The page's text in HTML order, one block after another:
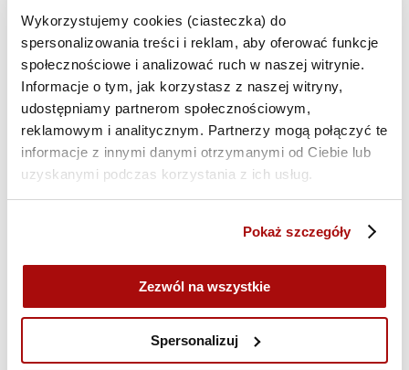
Wykorzystujemy cookies (ciasteczka) do
spersonalizowania treści i reklam, aby oferować funkcje
społecznościowe i analizować ruch w naszej witrynie.
Informacje o tym, jak korzystasz z naszej witryny,
udostępniamy partnerom społecznościowym,
reklamowym i analitycznym. Partnerzy mogą połączyć te
informacje z innymi danymi otrzymanymi od Ciebie lub
uzyskanymi podczas korzystania z ich usług.
Pokaż szczegóły
Zezwól na wszystkie
Spersonalizuj
Kod rabatowy
Uwagi (opcjonalne)